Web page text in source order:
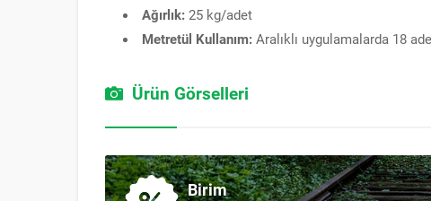
Ağırlık: 25 kg/adet
Metretül Kullanım: Aralıklı uygulamalarda 18
Ürün Görselleri
Birim